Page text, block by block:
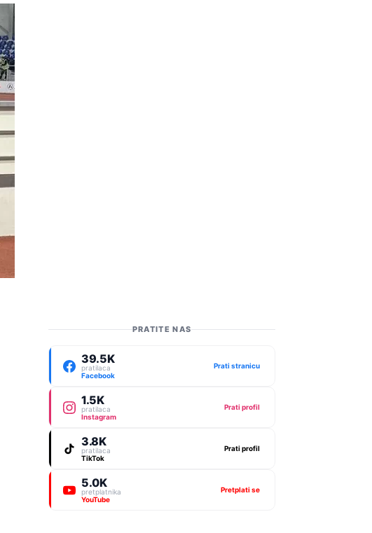
PRATITE NAS
39.5K
pratilaca
Facebook
Prati stranicu
1.5K
pratilaca
Instagram
Prati profil
3.8K
pratilaca
TikTok
Prati profil
5.0K
pretplatnika
YouTube
Pretplati se